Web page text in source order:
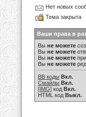
Нет новых
Тема закрыта
Ваши права в
Вы не можете
Вы не можете
Вы не можете
Вы не можете
BB коды Вкл.
Смайлы Вкл.
[IMG] код Вкл.
HTML код Выкл.